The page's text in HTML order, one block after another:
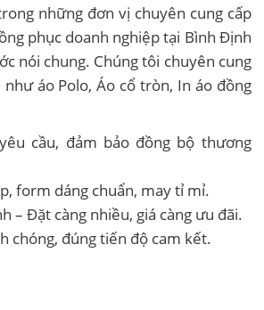
những đơn vị chuyên cung cấp
phục doanh nghiệp tại Bình Định
nói chung. Chúng tôi chuyên cung
như áo Polo, Áo cổ tròn, In áo đồng
cầu, đảm bảo đồng bộ thương
form dáng chuẩn, may tỉ mỉ.
– Đặt càng nhiều, giá càng ưu đãi.
chóng, đúng tiến độ cam kết.